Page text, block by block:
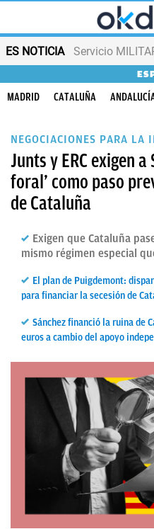
ES NOTICIA Servicio
MADRID CATALUÑA
NEGOCIACIONES PARA LA
Junts y ERC exigen a
foral’ como paso
de Cataluña
Exigen que Cataluña
mismo régimen especial
El plan de Puigdemont:
para financiar la secesión de
Sánchez financió la ruina de
euros a cambio del apoyo